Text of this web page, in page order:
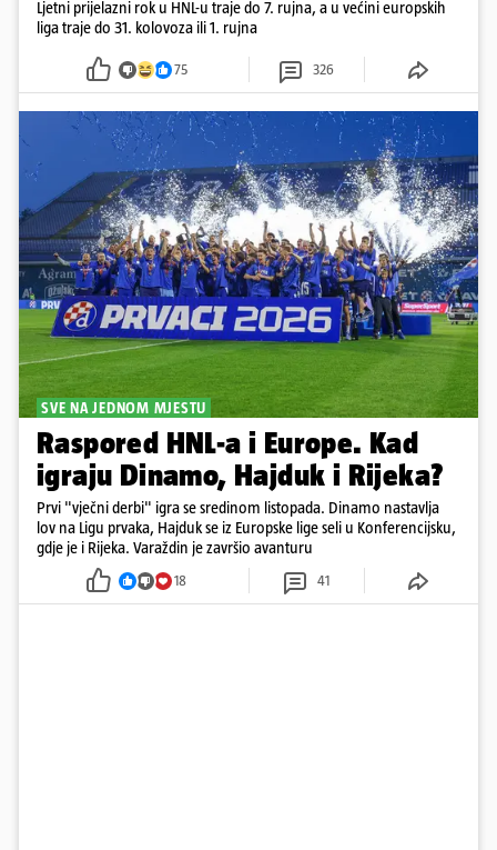
Ljetni prijelazni rok u HNL-u traje do 7. rujna, a u većini europskih
liga traje do 31. kolovoza ili 1. rujna
75 326
SVE NA JEDNOM MJESTU
Raspored HNL-a i Europe. Kad
igraju Dinamo, Hajduk i Rijeka?
Prvi "vječni derbi" igra se sredinom listopada. Dinamo nastavlja
lov na Ligu prvaka, Hajduk se iz Europske lige seli u Konferencijsku,
gdje je i Rijeka. Varaždin je završio avanturu
18 41